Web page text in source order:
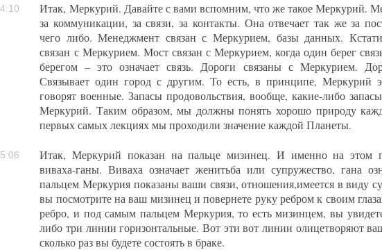
Итак, Меркурий. Давайте с вами вспомним, что же такое Меркурий.
за коммуникации, за связи, за контакты. Она отвечает так же за
чего либо. Менеджмент связан с Меркурием, базы данных.
связан с Меркурием. Мост связан с Меркурием, когда один берег
берегом – это означает связь. Дороги связаны с Меркурием.
Связывает один город с другим. То есть, в принципе, Меркурий
говорят военные. Запасы продовольствия, вообще, какие-либо
Меркурий. Таким образом, мы должны понять хорошо природу
первых самых лекциях мы проходили значение каждой Планеты.
Итак, Меркурий показан на пальце мизинец. И именно на этом
виваха-ганы. Виваха означает женитьба или супружество, гана
пальцем Меркурия показаны ваши связи, отношения,имеется в виду
вы посмотрите на ваш мизинец и повернете руку ребром к своим
ребро, и под самым пальцем Меркурия, то есть мизинцем, вы
либо три линии горизонтальные. Вот эти вот линии олицетворяют
сколько раз вы будете состоять в браке.